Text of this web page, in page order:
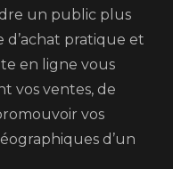
un public plus
d’achat pratique et
en ligne vous
vos ventes, de
vos
d’un